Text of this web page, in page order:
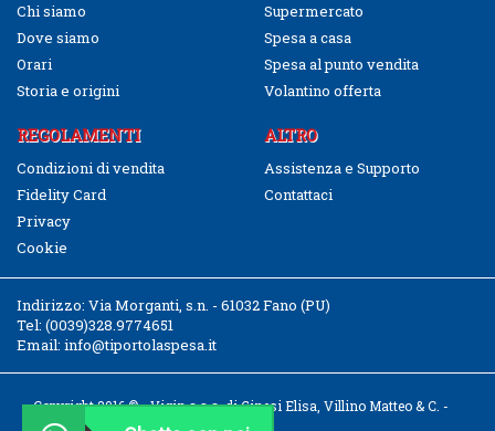
Chi siamo
Dove siamo
Orari
Storia e origini
Supermercato
Spesa a casa
Spesa al punto vendita
Volantino offerta
REGOLAMENTI
Condizioni di vendita
Fidelity Card
Privacy
Cookie
ALTRO
Assistenza e Supporto
Contattaci
Indirizzo: Via Morganti, s.n. - 61032 Fano (PU)
Tel: (0039)328.9774651
Email: info@tiportolaspesa.it
Copyright 2016 © - Vigin s.a.s. di Ginesi Elisa, Villino Matteo & C. -
CF/P.IVA 02526040411